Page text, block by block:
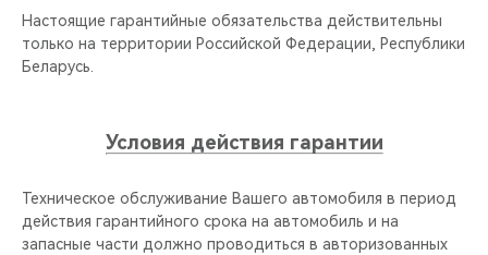
Настоящие гарантийные обязательства действительны
только на территории Российской Федерации, Республики
Беларусь.
Условия действия гарантии
Техническое обслуживание Вашего автомобиля в период
действия гарантийного срока на автомобиль и на
запасные части должно проводиться в авторизованных